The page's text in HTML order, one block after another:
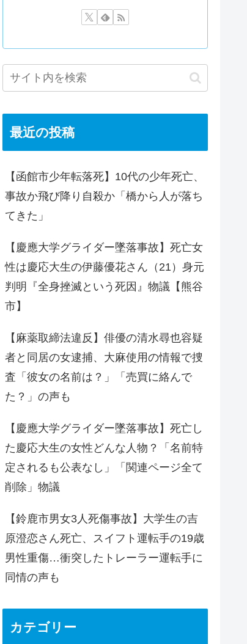
最近の投稿
【函館市少年転落死】10代の少年死亡、
事故か飛び降り自殺か「橋から人が落ち
てきた」
【慶應大学グライダー墜落事故】死亡女
性は慶応大生の伊藤優花さん（21）身元
判明『全身挫滅という死因』物議【熊谷
市】
【麻薬取締法違反】俳優の清水尋也容疑
者と同居の女逮捕、大麻使用の情報で捜
査「彼女の名前は？」「売買に絡んで
た？」の声も
【慶應大学グライダー墜落事故】死亡し
た慶応大生の女性どんな人物？「名前特
定されるも公表なし」「関連ページ全て
削除」物議
【鈴鹿市男女3人死傷事故】大学生の吉
原澄恋さん死亡、スイフト運転手の19歳
男性重傷…衝突したトレーラー運転手に
同情の声も
カテゴリー